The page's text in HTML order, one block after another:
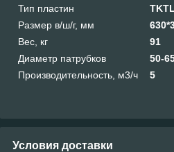
Тип пластин
Размер в/ш/г, мм
Вес, кг
91
Диаметр патрубков
50-
Производительность, м3/ч
5
Условия доставки